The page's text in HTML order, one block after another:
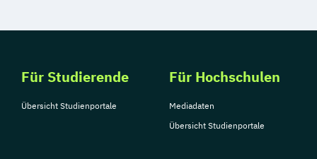
Für Studierende
Übersicht Studienportale
Für Hochschulen
Mediadaten
Übersicht Studienportale